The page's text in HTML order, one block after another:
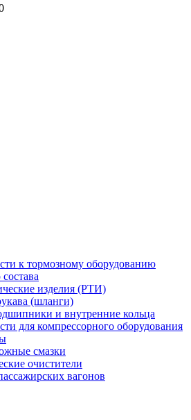
к тормозному оборудованию
изделия (РТИ)
(шланги)
и внутренние кольца
для компрессорного оборудования
смазки
очистители
вагонов